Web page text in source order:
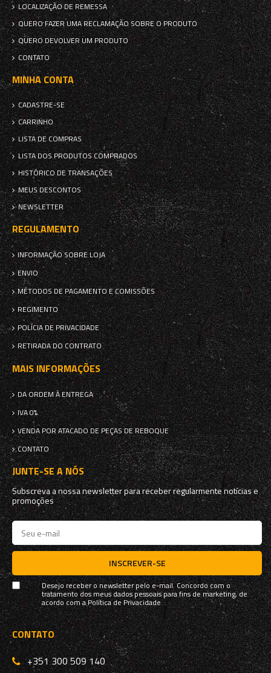
LOCALIZAÇÃO DE REMESSA
QUERO FAZER UMA RECLAMAÇÃO SOBRE O PRODUTO
QUERO DEVOLVER UM PRODUTO
CONTATO
MINHA CONTA
CADASTRE-SE
CARRINHO
LISTA DE COMPRAS
LISTA DOS PRODUTOS COMPRADOS
HISTÓRICO DE TRANSAÇÕES
MEUS DESCONTOS
NEWSLETTER
REGULAMENTO
INFORMAÇÃO SOBRE LOJA
ENVIO
MÉTODOS DE PAGAMENTO E COMISSÕES
REGIMENTO
POLÍCIA DE PRIVACIDADE
RETIRADA DO CONTRATO
MAIS INFORMAÇÕES
DA ORDEM À ENTREGA
IVA 0%
VENDA POR ATACADO DE PEÇAS DE REBOQUE
CONTATO
JUNTE-SE A NÓS
Subscreva a nossa newsletter para receber regularmente notícias e
promoções
INSCREVER-SE
Desejo receber o newsletter pelo e-mail. Concordo com o
tratamento dos meus dados pessoais para fins de marketing, de
acordo com aPolítica de Privacidade
CONTATO
+351 300 509 140